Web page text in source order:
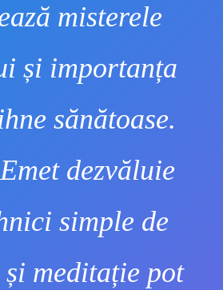
misterele
și importanța
sănătoase.
dezvăluie
simple de
meditație pot